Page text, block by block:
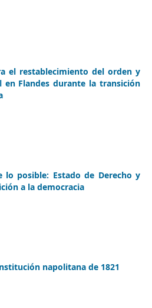
el restablecimiento del orden y
Flandes durante la transición
lo posible: Estado de Derecho y
a la democracia
napolitana de 1821